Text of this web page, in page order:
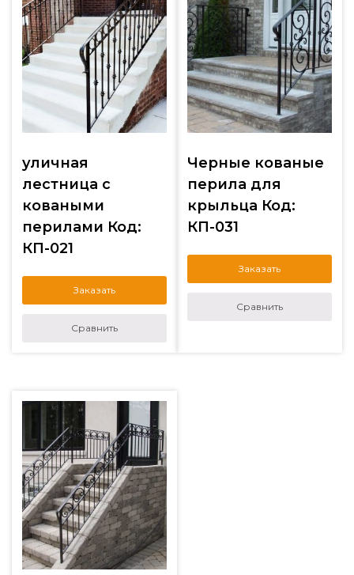
уличная
лестница с
коваными
перилами Код:
КП-021
Заказать
Сравнить
Черные кованые
перила для
крыльца Код:
КП-031
Заказать
Сравнить